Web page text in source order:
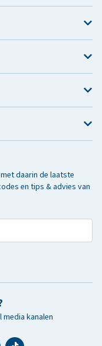
daarin de laatste
en tips & advies van
kanalen